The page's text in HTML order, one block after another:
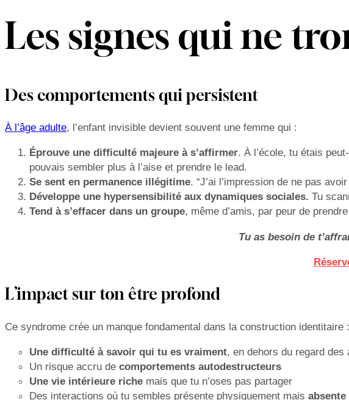
Les signes qui ne
Des comportements qui persistent
À l’âge adulte, l’enfant invisible devient souvent une femme qui :
Éprouve une difficulté majeure à s’affirmer. À l’école, tu étais
pouvais sembler plus à l’aise et prendre le lead.
Se sent en permanence illégitime. “J’ai l’impression de ne pas
Développe une hypersensibilité aux dynamiques sociales. Tu
Tend à s’effacer dans un groupe, même d’amis, par peur de
Tu as besoin de
L’impact sur ton être profond
Ce syndrome crée un manque fondamental dans la construction identitaire :
Une difficulté à savoir qui tu es vraiment, en dehors du regard des
Un risque accru de comportements autodestructeurs
Une vie intérieure riche mais que tu n’oses pas partager
Des interactions où tu sembles présente physiquement mais